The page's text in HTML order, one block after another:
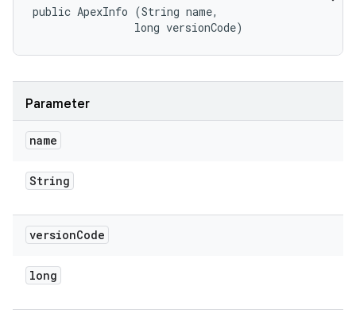
public ApexInfo (String name,
                long versionCode)
Parameter
name
String
versionCode
long